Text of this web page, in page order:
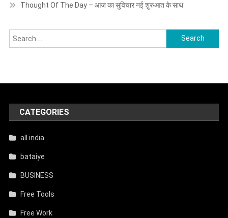
Thought Of The Day – आज का सुविचार नई शुरुआत के साथ
Search
for:
CATEGORIES
all india
bataiye
BUSINESS
Free Tools
Free Work